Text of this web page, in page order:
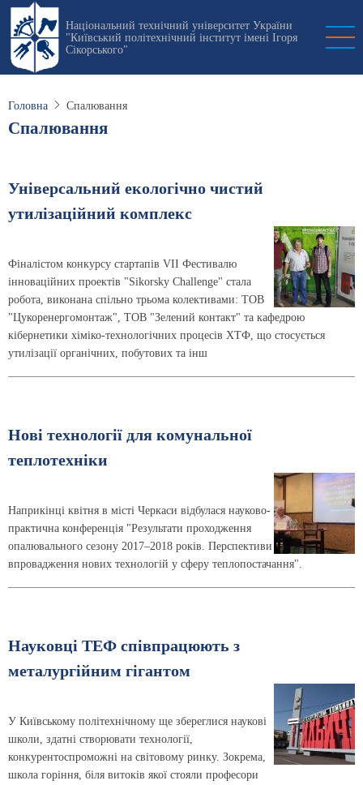
Перейти
основного
вмісту
Національний технічний університет України
"Київський політехнічний інститут імені Ігоря
Сікорського"
Головна Спалювання
Спалювання
Універсальний екологічно чистий
утилізаційний комплекс
Фіналістом конкурсу стартапів VII Фестивалю
інноваційних проектів "Sikorsky Challenge" стала
робота, виконана спільно трьома колективами: ТОВ
"Цукоренергомонтаж", ТОВ "Зелений контакт" та кафедрою
кібернетики хіміко-технологічних процесів ХТФ, що стосується
утилізації органічних, побутових та інш
Нові технології для комунальної
теплотехніки
Наприкінці квітня в місті Черкаси відбулася науково-
практична конференція "Результати проходження
опалювального сезону 2017–2018 років. Перспективи
впровадження нових технологій у сферу теплопостачання".
Науковці ТЕФ співпрацюють з
металургійним гігантом
У Київському політехнічному ще збереглися наукові
школи, здатні створювати технології,
конкурентоспроможні на світовому ринку. Зокрема,
школа горіння, біля витоків якої стояли професори